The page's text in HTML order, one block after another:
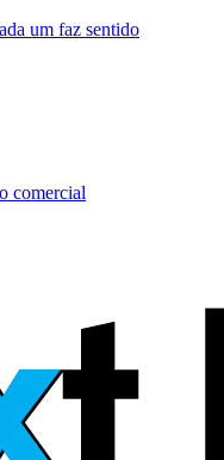
um faz sentido
comercial